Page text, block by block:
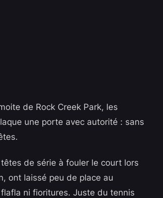
de Rock Creek Park, les
une porte avec autorité : sans
de série à fouler le court lors
ont laissé peu de place au
ni fioritures. Juste du tennis